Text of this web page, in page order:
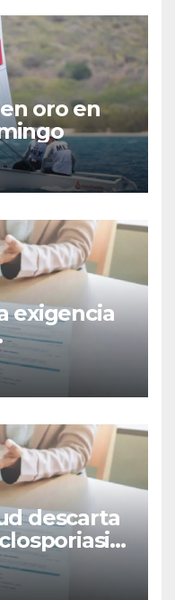
oro en
exigencia
para
México
descarta